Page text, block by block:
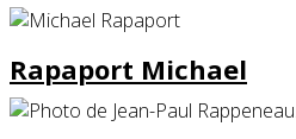
Rapaport Michael